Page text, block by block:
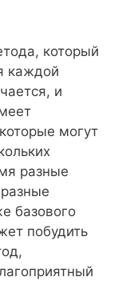
который
каждой
и
могут
разные
базового
побудить